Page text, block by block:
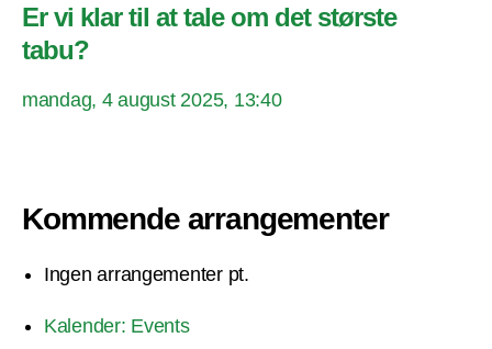
Er vi klar til at tale om det største
tabu?
mandag, 4 august 2025, 13:40
Kommende arrangementer
Ingen arrangementer pt.
Kalender: Events